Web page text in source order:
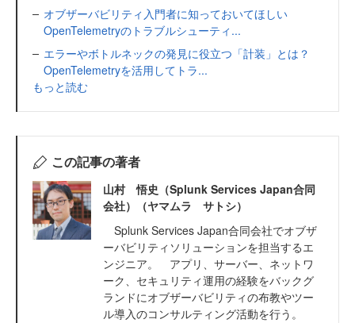
オブザーバビリティ入門者に知っておいてほしい
OpenTelemetryのトラブルシューティ...
エラーやボトルネックの発見に役立つ「計装」とは？
OpenTelemetryを活用してトラ...
もっと読む
この記事の著者
山村 悟史（Splunk Services Japan合同
会社）（ヤマムラ サトシ）
Splunk Services Japan合同会社でオブザ
ーバビリティソリューションを担当するエ
ンジニア。 アプリ、サーバー、ネットワ
ーク、セキュリティ運用の経験をバックグ
ランドにオブザーバビリティの布教やツー
ル導入のコンサルティング活動を行う。